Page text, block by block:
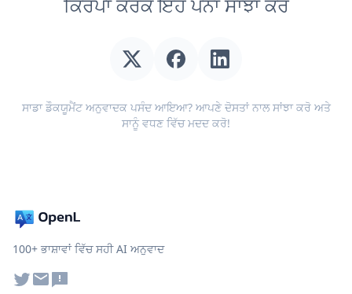
ਸਾਡਾ ਡੌਕਯੂਮੈਂਟ ਅਨੁਵਾਦਕ ਪਸੰਦ ਆਇਆ? ਆਪਣੇ ਦੋਸਤਾਂ ਨਾਲ ਸਾਂਝਾ ਕਰੋ ਅਤੇ
ਸਾਨੂੰ ਵਧਣ ਵਿੱਚ ਮਦਦ ਕਰੋ!
100+ ਭਾਸ਼ਾਵਾਂ ਵਿੱਚ ਸਹੀ AI ਅਨੁਵਾਦ